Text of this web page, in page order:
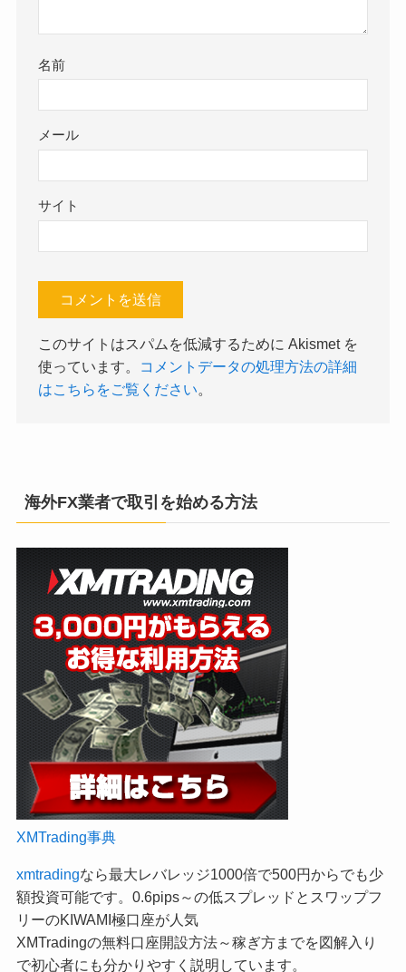
名前
メール
サイト
このサイトはスパムを低減するために Akismet を
使っています。
コメントデータの処理方法の詳細
はこちらをご覧ください。
海外FX業者で取引を始める方法
XMTrading事典
xmtradingなら最大レバレッジ1000倍で500円からでも少
額投資可能です。0.6pips～の低スプレッドとスワップフ
リーのKIWAMI極口座が人気
XMTradingの無料口座開設方法～稼ぎ方までを図解入り
で初心者にも分かりやすく説明しています。